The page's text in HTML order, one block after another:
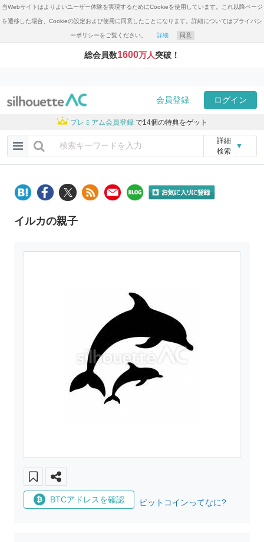
当Webサイトはよりよいユーザー体験を実現するためにCookieを使用しています。これ以降ページ
を遷移した場合、Cookieの設定および使用に同意したことになります。詳細についてはプライバシ
ーポリシーをご覧ください。 詳細 同意
総会員数1600万人突破！
会員登録 ログイン
プレミアム会員登録 で14個の特典をゲット
詳細
検索
▼
イルカの親子
BTCアドレスを確認 ビットコインってなに?